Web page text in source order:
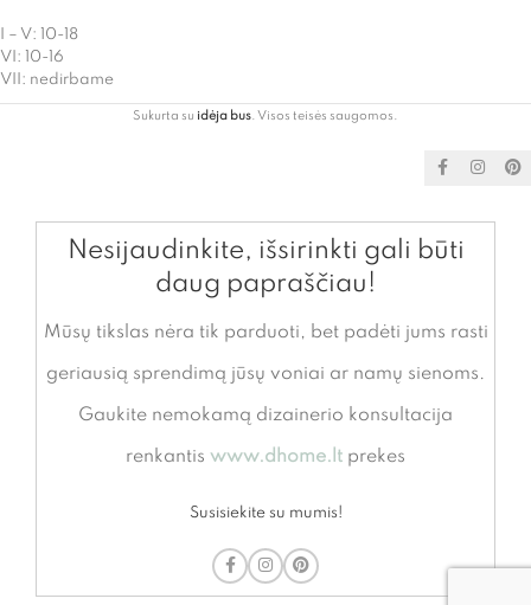
I – V: 10-18
VI: 10-16
VII: nedirbame
Sukurta su idėja bus . Visos teisės saugomos.
Nesijaudinkite, išsirinkti gali būti
daug papraščiau!
Mūsų tikslas nėra tik parduoti, bet padėti jums rasti
geriausią sprendimą jūsų voniai ar namų sienoms.
Gaukite nemokamą dizainerio konsultacija
renkantis www.dhome.lt prekes
Susisiekite su mumis!